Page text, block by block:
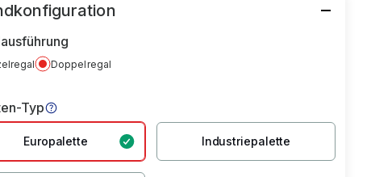
Doppelregal
Typ
Europalette Industriepalette